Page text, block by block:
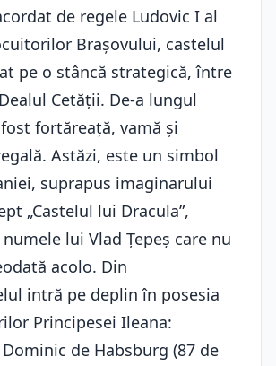
de regele Ludovic I al
Brașovului, castelul
pe o stâncă strategică, între
Cetății. De-a lungul
fortăreață, vamă și
Astăzi, este un simbol
suprapus imaginarului
„Castelul lui Dracula”,
lui Vlad Țepeș care nu
acolo. Din
intră pe deplin în posesia
Principesei Ileana:
de Habsburg (87 de